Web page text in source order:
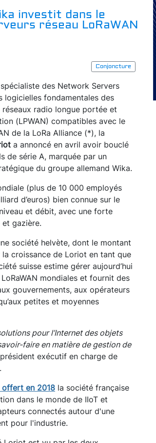
investit dans le
réseau LoRaWAN
Conjoncture
des Network Servers
logicielles fondamentales des
radio longue portée et
(LPWAN) compatibles avec le
de la LoRa Alliance (*), la
a annoncé en avril avoir bouclé
de série A, marquée par un
du groupe allemand Wika.
(plus de 10 000 employés
d’euros) bien connue sur le
et débit, avec une forte
gazière.
société helvète, dont le montant
croissance de Loriot en tant que
suisse estime gérer aujourd’hui
mondiales et fournit des
gouvernements, aux opérateurs
petites et moyennes
pour l’Internet des objets
faire en matière de gestion de
exécutif en charge de
offert en 2018 la société française
dans le monde de IIoT et
connectés autour d'une
pour l'industrie.